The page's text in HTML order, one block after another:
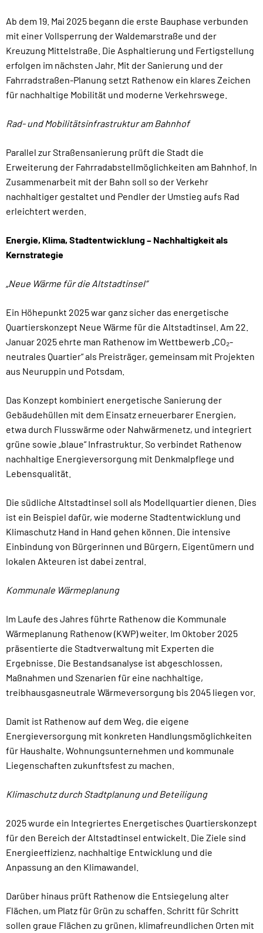
Ab dem 19. Mai 2025 begann die erste Bauphase verbunden
mit einer Vollsperrung der Waldemarstraße und der
Kreuzung Mittelstraße. Die Asphaltierung und Fertigstellung
erfolgen im nächsten Jahr. Mit der Sanierung und der
Fahrradstraßen-Planung setzt Rathenow ein klares Zeichen
für nachhaltige Mobilität und moderne Verkehrswege.
Rad- und Mobilitätsinfrastruktur am Bahnhof
Parallel zur Straßensanierung prüft die Stadt die
Erweiterung der Fahrradabstellmöglichkeiten am Bahnhof. In
Zusammenarbeit mit der Bahn soll so der Verkehr
nachhaltiger gestaltet und Pendler der Umstieg aufs Rad
erleichtert werden.
Energie, Klima, Stadtentwicklung – Nachhaltigkeit als
Kernstrategie
„Neue Wärme für die Altstadtinsel“
Ein Höhepunkt 2025 war ganz sicher das energetische
Quartierskonzept Neue Wärme für die Altstadtinsel. Am 22.
Januar 2025 ehrte man Rathenow im Wettbewerb „CO₂-
neutrales Quartier“ als Preisträger, gemeinsam mit Projekten
aus Neuruppin und Potsdam.
Das Konzept kombiniert energetische Sanierung der
Gebäudehüllen mit dem Einsatz erneuerbarer Energien,
etwa durch Flusswärme oder Nahwärmenetz, und integriert
grüne sowie „blaue“ Infrastruktur. So verbindet Rathenow
nachhaltige Energieversorgung mit Denkmalpflege und
Lebensqualität.
Die südliche Altstadtinsel soll als Modellquartier dienen. Dies
ist ein Beispiel dafür, wie moderne Stadtentwicklung und
Klimaschutz Hand in Hand gehen können. Die intensive
Einbindung von Bürgerinnen und Bürgern, Eigentümern und
lokalen Akteuren ist dabei zentral.
Kommunale Wärmeplanung
Im Laufe des Jahres führte Rathenow die Kommunale
Wärmeplanung Rathenow (KWP) weiter. Im Oktober 2025
präsentierte die Stadtverwaltung mit Experten die
Ergebnisse. Die Bestandsanalyse ist abgeschlossen,
Maßnahmen und Szenarien für eine nachhaltige,
treibhausgasneutrale Wärmeversorgung bis 2045 liegen vor.
Damit ist Rathenow auf dem Weg, die eigene
Energieversorgung mit konkreten Handlungsmöglichkeiten
für Haushalte, Wohnungsunternehmen und kommunale
Liegenschaften zukunftsfest zu machen.
Klimaschutz durch Stadtplanung und Beteiligung
2025 wurde ein Integriertes Energetisches Quartierskonzept
für den Bereich der Altstadtinsel entwickelt. Die Ziele sind
Energieeffizienz, nachhaltige Entwicklung und die
Anpassung an den Klimawandel.
Darüber hinaus prüft Rathenow die Entsiegelung alter
Flächen, um Platz für Grün zu schaffen. Schritt für Schritt
sollen graue Flächen zu grünen, klimafreundlichen Orten mit